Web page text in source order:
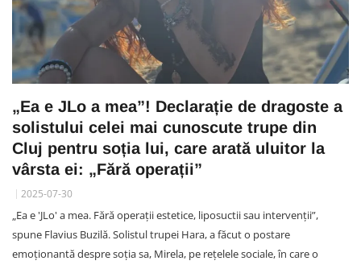
„Ea e JLo a mea”! Declarație de dragoste a
solistului celei mai cunoscute trupe din
Cluj pentru soția lui, care arată uluitor la
vârsta ei: „Fără operații”
2025-07-30
„Ea e 'JLo' a mea. Fără operații estetice, liposuctii sau intervenții”,
spune Flavius Buzilă. Solistul trupei Hara, a făcut o postare
emoționantă despre soția sa, Mirela, pe rețelele sociale, în care o